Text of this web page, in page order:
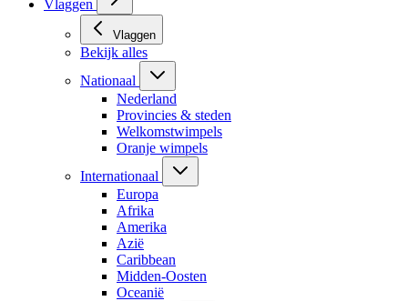
Vlaggen
Vlaggen
Bekijk alles
Nationaal
Nederland
Provincies & steden
Welkomstwimpels
Oranje wimpels
Internationaal
Europa
Afrika
Amerika
Azië
Caribbean
Midden-Oosten
Oceanië